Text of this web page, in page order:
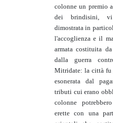
colonne un premio
dei brindisini,
dimostrata in
l'accoglienza e il
armata costituita
dalla guerra
Mitridate: la città fu
esonerata dal
tributi cui erano
colonne
erette con una